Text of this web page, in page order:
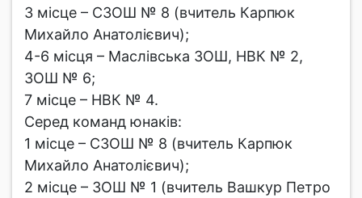
3 місце – СЗОШ № 8 (вчитель Карпюк
Михайло Анатолієвич);
4-6 місця – Маслівська ЗОШ, НВК № 2,
ЗОШ № 6;
7 місце – НВК № 4.
Серед команд юнаків:
1 місце – СЗОШ № 8 (вчитель Карпюк
Михайло Анатолієвич);
2 місце – ЗОШ № 1 (вчитель Вашкур Петро